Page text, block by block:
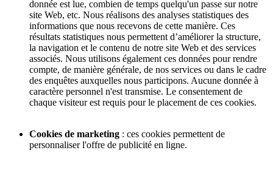
donnée est lue, combien de temps quelqu'un passe sur notre
site Web, etc. Nous réalisons des analyses statistiques des
informations que nous recevons de cette manière. Ces
résultats statistiques nous permettent d’améliorer la structure,
la navigation et le contenu de notre site Web et des services
associés. Nous utilisons également ces données pour rendre
compte, de manière générale, de nos services ou dans le cadre
des enquêtes auxquelles nous participons. Aucune donnée à
caractère personnel n'est transmise. Le consentement de
chaque visiteur est requis pour le placement de ces cookies.
Cookies de marketing : ces cookies permettent de
personnaliser l'offre de publicité en ligne.